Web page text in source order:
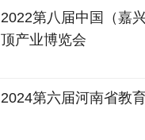
2022第八届中国（嘉
顶产业博览会
2024第六届河南省教